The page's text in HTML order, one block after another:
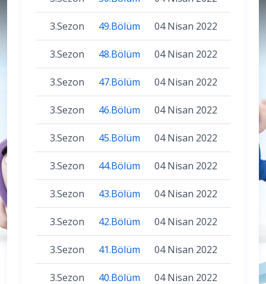
3.Sezon 49.Bölüm 04 Nisan 2022
3.Sezon 48.Bölüm 04 Nisan 2022
3.Sezon 47.Bölüm 04 Nisan 2022
3.Sezon 46.Bölüm 04 Nisan 2022
3.Sezon 45.Bölüm 04 Nisan 2022
3.Sezon 44.Bölüm 04 Nisan 2022
3.Sezon 43.Bölüm 04 Nisan 2022
3.Sezon 42.Bölüm 04 Nisan 2022
3.Sezon 41.Bölüm 04 Nisan 2022
3.Sezon 40.Bölüm 04 Nisan 2022